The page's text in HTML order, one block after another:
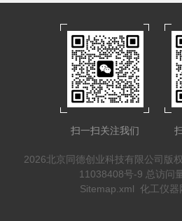
扫一扫关注我们
2026北京同德创业科技有限公司版
11038408号-9 总访问
Sitemap.xml 化工仪器